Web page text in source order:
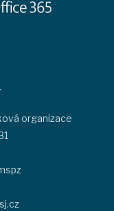
organizace